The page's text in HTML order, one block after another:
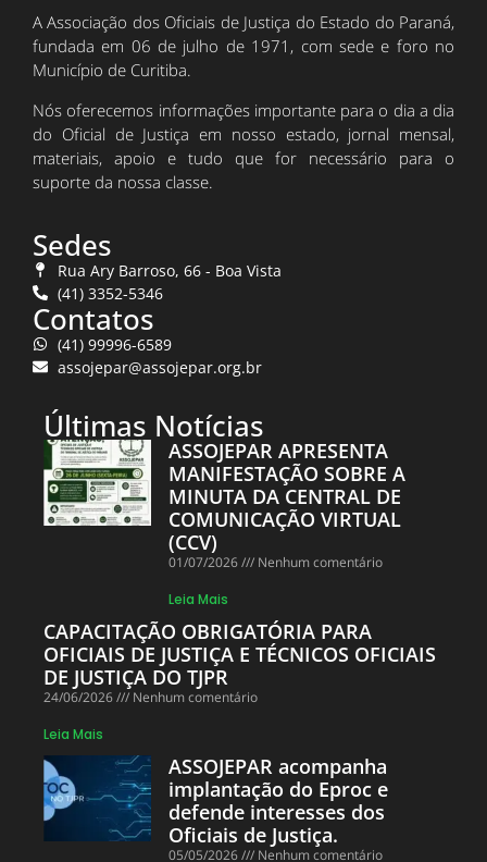
A Associação dos Oficiais de Justiça do Estado do Paraná,
fundada em 06 de julho de 1971, com sede e foro no
Município de Curitiba.
Nós oferecemos informações importante para o dia a dia
do Oficial de Justiça em nosso estado, jornal mensal,
materiais, apoio e tudo que for necessário para o
suporte da nossa classe.
Sedes
Rua Ary Barroso, 66 - Boa Vista
(41) 3352-5346
Contatos
(41) 99996-6589
assojepar@assojepar.org.br
Últimas Notícias
ASSOJEPAR APRESENTA
MANIFESTAÇÃO SOBRE A
MINUTA DA CENTRAL DE
COMUNICAÇÃO VIRTUAL
(CCV)
01/07/2026
Nenhum comentário
Leia Mais
CAPACITAÇÃO OBRIGATÓRIA PARA
OFICIAIS DE JUSTIÇA E TÉCNICOS OFICIAIS
DE JUSTIÇA DO TJPR
24/06/2026
Nenhum comentário
Leia Mais
ASSOJEPAR acompanha
implantação do Eproc e
defende interesses dos
Oficiais de Justiça.
05/05/2026 Nenhum comentário